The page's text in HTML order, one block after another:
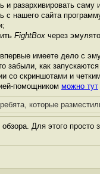
и разархивировать саму
с нашего сайта
FightBox через
имеете дело с
забыли, как
со скриншотами и
помощником можно тут
которые
Для этого просто